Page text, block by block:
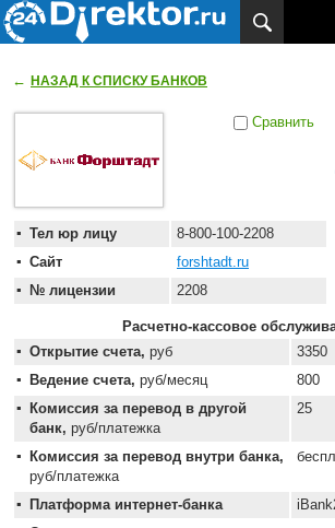
← НАЗАД К СПИСКУ БАНКОВ
Сравнить
Тел юр лицу
8-800-100-2208
Сайт
forshtadt.ru
№ лицензии
2208
Расчетно-кассовое
Открытие счета, руб
3350
Ведение счета, руб/месяц
800
Комиссия за перевод в другой
банк, руб/платежка
25
Комиссия за перевод внутри банка,
руб/платежка
Платформа интернет-банка